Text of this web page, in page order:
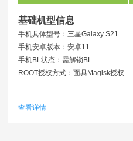
基础机型信息
手机具体型号：三星Galaxy S21
手机安卓版本：安卓11
手机BL状态：需解锁BL
ROOT授权方式：面具Magisk授权
ROM基地专用刷机ROOT，享受最
查看详情